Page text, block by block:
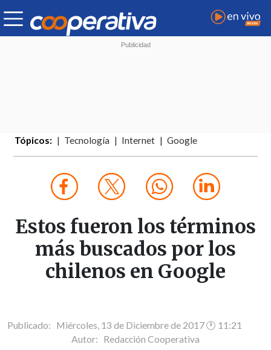
Tópicos: Tecnología Internet Google
Estos fueron los términos
más buscados por los
chilenos en Google
Publicado: Miércoles, 13 de Diciembre de 2017 🕐 11:21
Autor: Redacción Cooperativa